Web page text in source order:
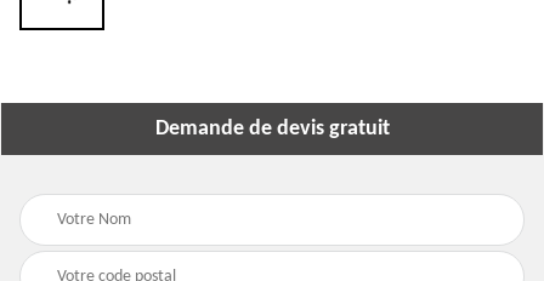
Demande de devis gratuit